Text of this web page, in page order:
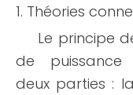
1. Théories
Le principe
de puissance
deux parties :